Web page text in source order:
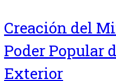
Creación del
Poder Popular
Exterior